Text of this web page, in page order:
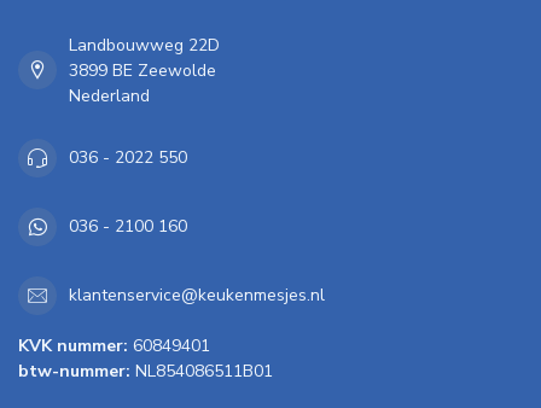
Landbouwweg 22D
3899 BE Zeewolde
Nederland
036 - 2022 550
036 - 2100 160
klantenservice@keukenmesjes.nl
KVK nummer: 60849401
btw-nummer: NL854086511B01